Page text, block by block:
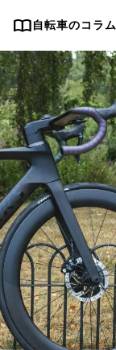
import_contacts自転車のコラム